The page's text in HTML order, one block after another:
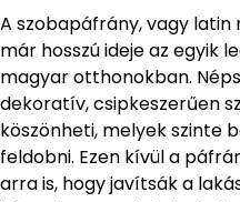
A szobapáfrány, vagy
már hosszú ideje az egyik
magyar otthonokban.
dekoratív, csipkeszerűen
köszönheti, melyek szinte
feldobni. Ezen kívül a
arra is, hogy javítsák a